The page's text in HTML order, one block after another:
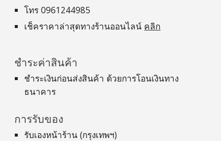
โทร 0961244985
เช็คราคาล่าสุดทางร้านออนไลน์ คลิก
ชำระค่าสินค้า
ชำระเงินก่อนส่งสินค้า ด้วยการโอนเงินทาง
ธนาคาร
การรับของ
รับเองหน้าร้าน (กรุงเทพฯ)